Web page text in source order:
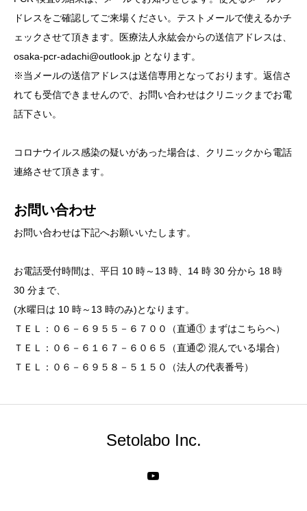
ドレスをご確認してご来場ください。テストメールで使えるかチ
ェックさせて頂きます。医療法人永紘会からの送信アドレスは、
osaka-pcr-adachi@outlook.jp となります。
※当メールの送信アドレスは送信専用となっております。返信さ
れても受信できませんので、お問い合わせはクリニックまでお電
話下さい。
コロナウイルス感染の疑いがあった場合は、クリニックから電話
連絡させて頂きます。
お問い合わせ
お問い合わせは下記へお願いいたします。
お電話受付時間は、平日 10 時～13 時、14 時 30 分から 18 時
30 分まで、
(水曜日は 10 時～13 時のみ)となります。
ＴＥＬ：０６－６９５５－６７００（直通① まずはこちらへ）
ＴＥＬ：０６－６１６７－６０６５（直通② 混んでいる場合）
ＴＥＬ：０６－６９５８－５１５０（法人の代表番号）
Setolabo Inc.